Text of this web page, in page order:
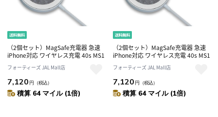
（2個セット）MagSafe充電器 急速
iPhone対応 ワイヤレス充電 40s MS1
フォーティーズ JAL Mall店
7,120 円 （税込）
積算 64 マイル (1倍)
（2個セット）MagSafe充電器 急速
iPhone対応 ワイヤレス充電 40s MS1
フォーティーズ JAL Mall店
7,120 円 （税込）
積算 64 マイル (1倍)